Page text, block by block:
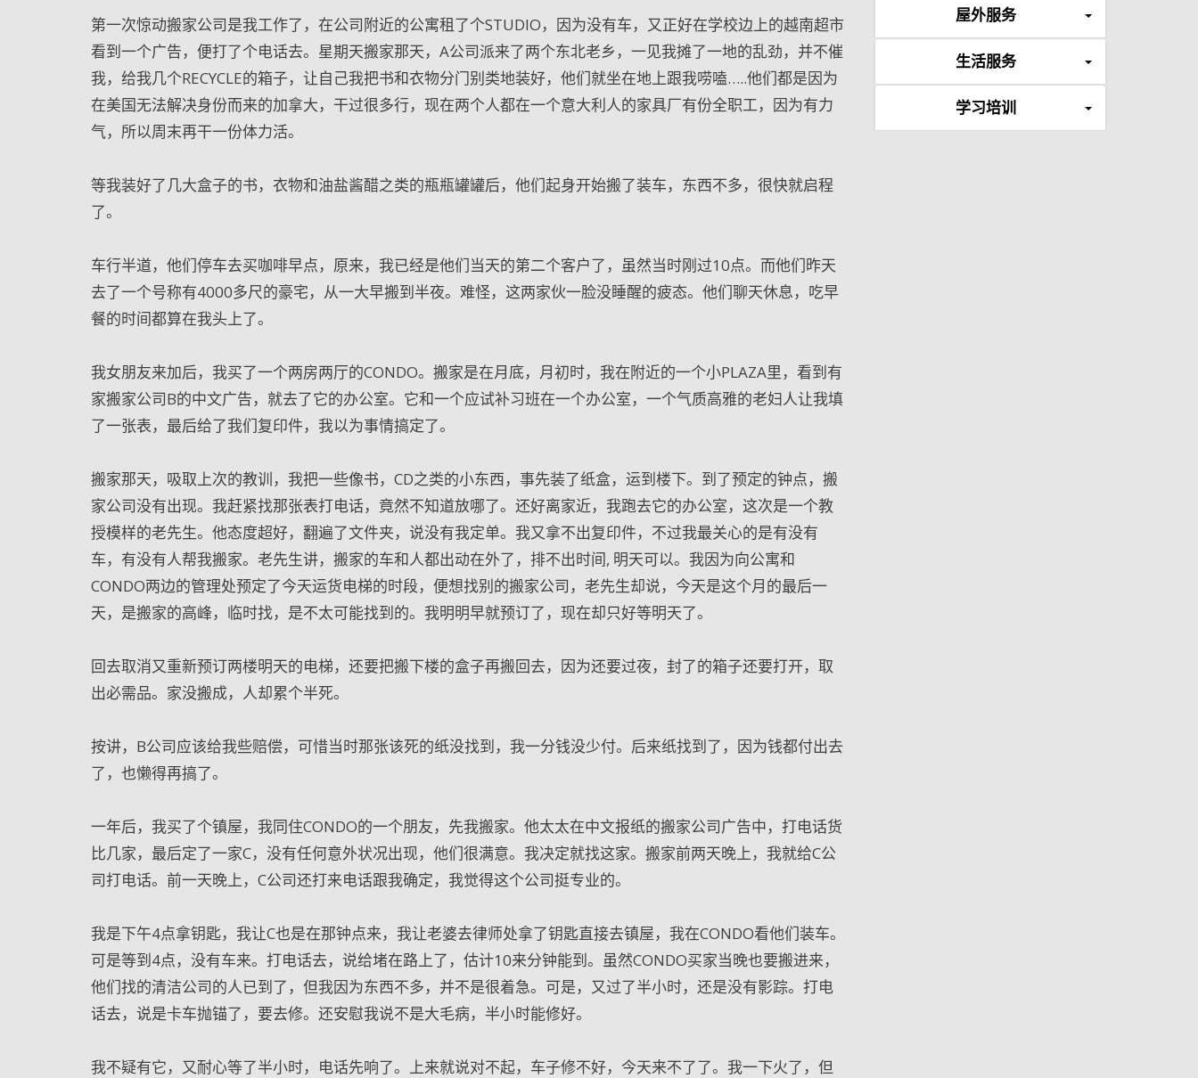
第一次惊动搬家公司是我工作了，在公司附近的公寓租了个STUDIO，因为没有车，又正好在学校边上的越南超市
看到一个广告，便打了个电话去。星期天搬家那天，A公司派来了两个东北老乡，一见我摊了一地的乱劲，并不催
我，给我几个RECYCLE的箱子，让自己我把书和衣物分门别类地装好，他们就坐在地上跟我唠嗑…..他们都是因为
在美国无法解决身份而来的加拿大，干过很多行，现在两个人都在一个意大利人的家具厂有份全职工，因为有力
气，所以周末再干一份体力活。
等我装好了几大盒子的书，衣物和油盐酱醋之类的瓶瓶罐罐后，他们起身开始搬了装车，东西不多，很快就启程
了。
车行半道，他们停车去买咖啡早点，原来，我已经是他们当天的第二个客户了，虽然当时刚过10点。而他们昨天
去了一个号称有4000多尺的豪宅，从一大早搬到半夜。难怪，这两家伙一脸没睡醒的疲态。他们聊天休息，吃早
餐的时间都算在我头上了。
我女朋友来加后，我买了一个两房两厅的CONDO。搬家是在月底，月初时，我在附近的一个小PLAZA里，看到有
家搬家公司B的中文广告，就去了它的办公室。它和一个应试补习班在一个办公室，一个气质高雅的老妇人让我填
了一张表，最后给了我们复印件，我以为事情搞定了。
搬家那天，吸取上次的教训，我把一些像书，CD之类的小东西，事先装了纸盒，运到楼下。到了预定的钟点，搬
家公司没有出现。我赶紧找那张表打电话，竟然不知道放哪了。还好离家近，我跑去它的办公室，这次是一个教
授模样的老先生。他态度超好，翻遍了文件夹，说没有我定单。我又拿不出复印件，不过我最关心的是有没有
车，有没有人帮我搬家。老先生讲，搬家的车和人都出动在外了，排不出时间, 明天可以。我因为向公寓和
CONDO两边的管理处预定了今天运货电梯的时段，便想找别的搬家公司，老先生却说，今天是这个月的最后一
天，是搬家的高峰，临时找，是不太可能找到的。我明明早就预订了，现在却只好等明天了。
回去取消又重新预订两楼明天的电梯，还要把搬下楼的盒子再搬回去，因为还要过夜，封了的箱子还要打开，取
出必需品。家没搬成，人却累个半死。
按讲，B公司应该给我些赔偿，可惜当时那张该死的纸没找到，我一分钱没少付。后来纸找到了，因为钱都付出去
了，也懒得再搞了。
一年后，我买了个镇屋，我同住CONDO的一个朋友，先我搬家。他太太在中文报纸的搬家公司广告中，打电话货
比几家，最后定了一家C，没有任何意外状况出现，他们很满意。我决定就找这家。搬家前两天晚上，我就给C公
司打电话。前一天晚上，C公司还打来电话跟我确定，我觉得这个公司挺专业的。
我是下午4点拿钥匙，我让C也是在那钟点来，我让老婆去律师处拿了钥匙直接去镇屋，我在CONDO看他们装车。
可是等到4点，没有车来。打电话去，说给堵在路上了，估计10来分钟能到。虽然CONDO买家当晚也要搬进来，
他们找的清洁公司的人已到了，但我因为东西不多，并不是很着急。可是，又过了半小时，还是没有影踪。打电
话去，说是卡车抛锚了，要去修。还安慰我说不是大毛病，半小时能修好。
我不疑有它，又耐心等了半小时，电话先响了。上来就说对不起，车子修不好，今天来不了了。我一下火了，但
屋外服务
生活服务
学习培训